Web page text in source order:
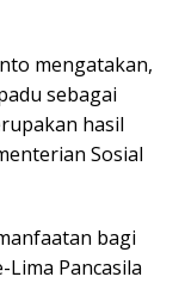
mengatakan,
sebagai
hasil
Sosial
bagi
Lima Pancasila